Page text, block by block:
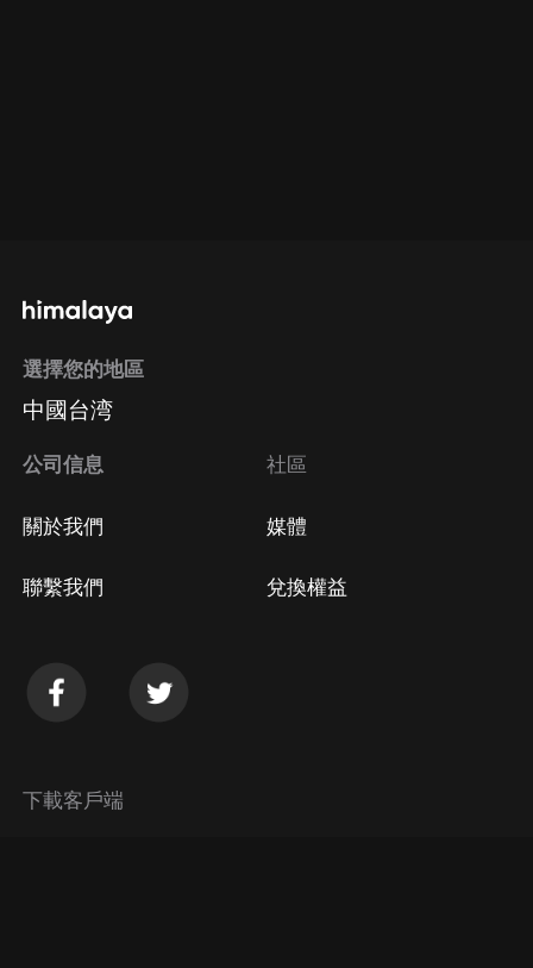
選擇您的地區
中國台湾
公司信息
關於我們
聯繫我們
社區
媒體
兌換權益
下載客戶端